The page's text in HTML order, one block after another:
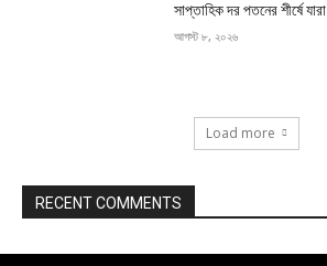
সাপ্তাহিক দর পতনের শীর্ষে যারা
আগস্ট ৮, ২০২৬
Load more
RECENT COMMENTS